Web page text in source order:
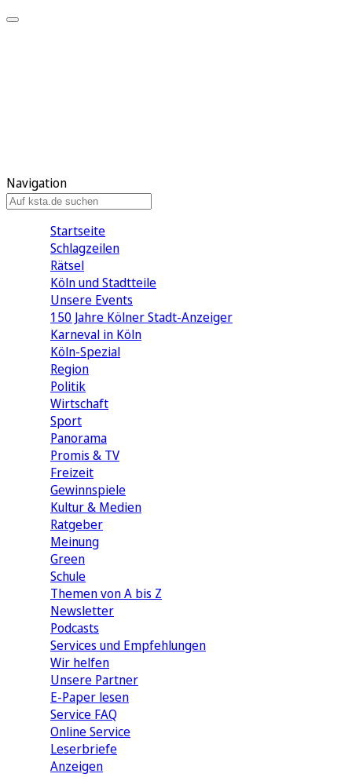
Navigation
Startseite
Schlagzeilen
Rätsel
Köln und Stadtteile
Unsere Events
150 Jahre Kölner Stadt-Anzeiger
Karneval in Köln
Köln-Spezial
Region
Politik
Wirtschaft
Sport
Panorama
Promis & TV
Freizeit
Gewinnspiele
Kultur & Medien
Ratgeber
Meinung
Green
Schule
Themen von A bis Z
Newsletter
Podcasts
Services und Empfehlungen
Wir helfen
Unsere Partner
E-Paper lesen
Service FAQ
Online Service
Leserbriefe
Anzeigen